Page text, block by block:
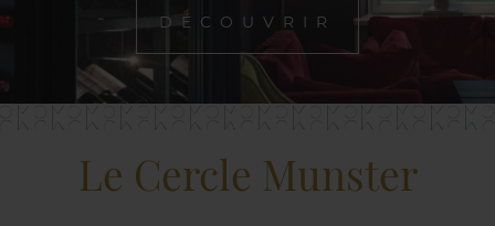
DÉCOUVRIR
Le Cercle Munster